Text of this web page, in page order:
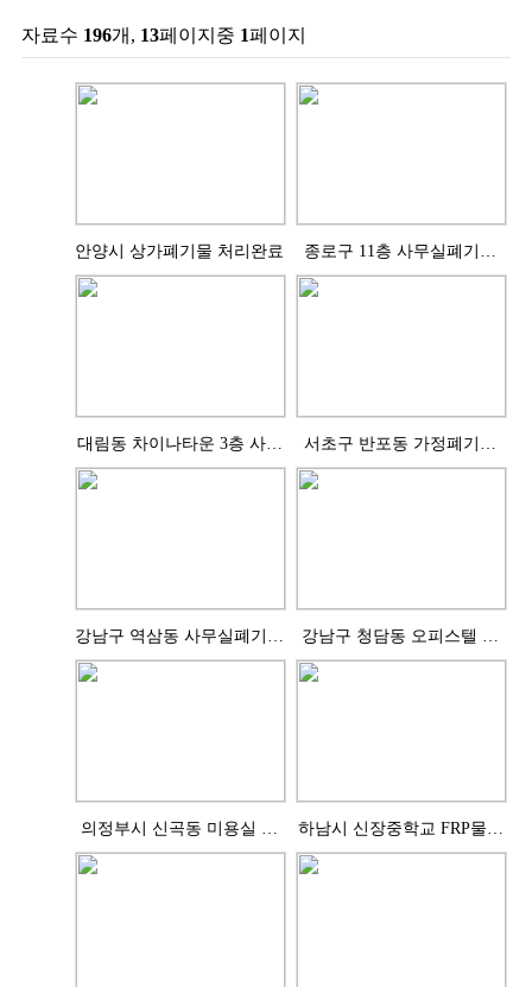
자료수 196개, 13페이지중 1페이지
안양시 상가폐기물 처리완료
종로구 11층 사무실폐기물
처리완료
대림동 차이나타운 3층 사무
실 의자 24개 처리..
서초구 반포동 가정폐기물
처리완료
강남구 역삼동 사무실폐기물
처리완료
강남구 청담동 오피스텔 폐
기물 처리완료
의정부시 신곡동 미용실 철
거 및 폐기물 처리완..
하남시 신장중학교 FRP물탱
크 처리완료